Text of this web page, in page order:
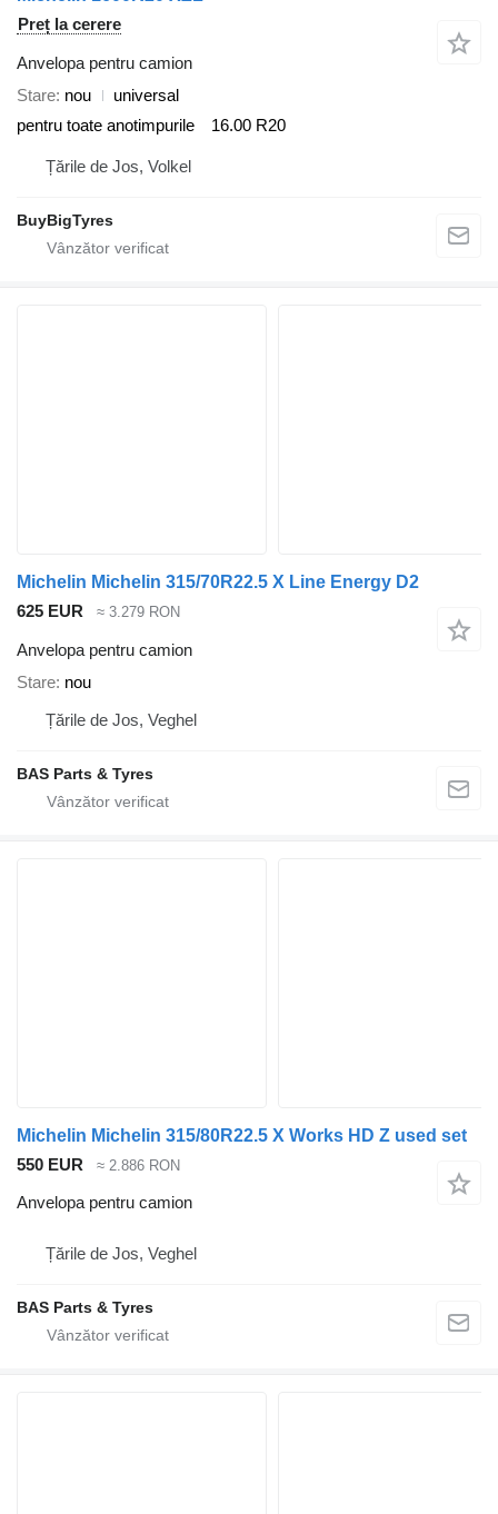
Preț la cerere
Anvelopa pentru camion
Stare nou
universal
pentru toate anotimpurile
16.00 R20
Țările de Jos, Volkel
BuyBigTyres
Michelin Michelin 315/70R22.5 X Line Energy D2
625 EUR
≈ 3.279 RON
Anvelopa pentru camion
Stare nou
Țările de Jos, Veghel
BAS Parts & Tyres
Michelin Michelin 315/80R22.5 X Works HD Z used set
550 EUR
≈ 2.886 RON
Anvelopa pentru camion
Țările de Jos, Veghel
BAS Parts & Tyres